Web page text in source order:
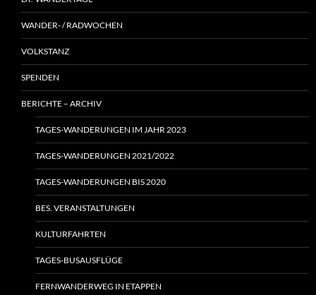
WANDER- / RADWOCHEN
VOLKSTANZ
SPENDEN
BERICHTE – ARCHIV
TAGES-WANDERUNGEN IM JAHR 2023
TAGES-WANDERUNGEN 2021/2022
TAGES-WANDERUNGEN BIS 2020
BES. VERANSTALTUNGEN
KULTURFAHRTEN
TAGES-BUSAUSFLÜGE
FERNWANDERWEG IN ETAPPEN